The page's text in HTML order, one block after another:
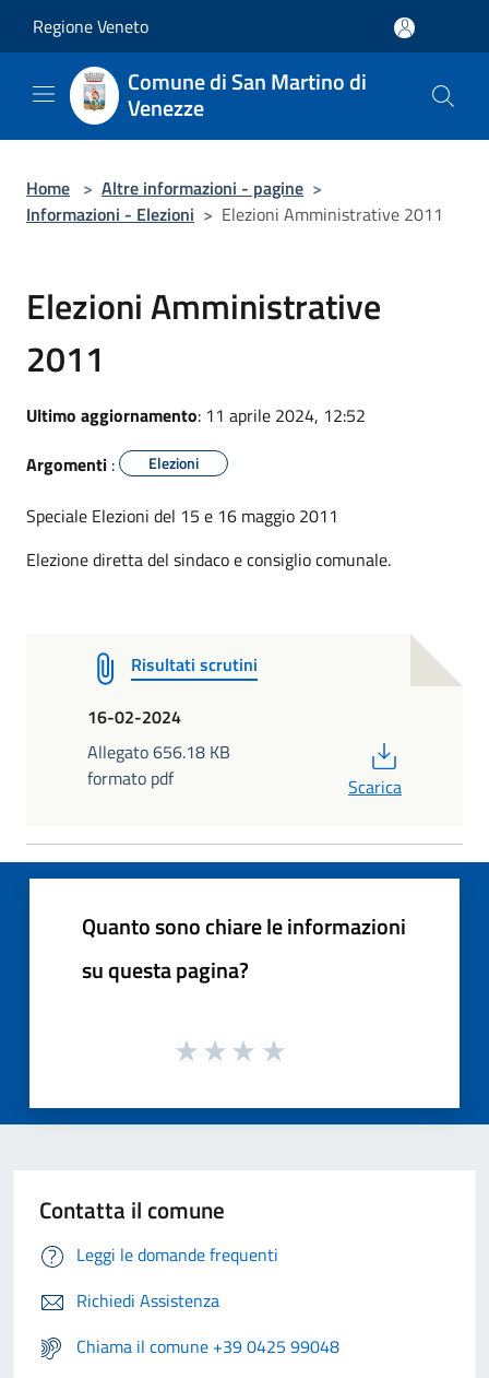
Regione Veneto
Comune di San Martino di
Venezze
Home > Altre informazioni - pagine >
Informazioni - Elezioni > Elezioni Amministrative 2011
Elezioni Amministrative
2011
Ultimo aggiornamento: 11 aprile 2024, 12:52
Argomenti : Elezioni
Speciale Elezioni del 15 e 16 maggio 2011
Elezione diretta del sindaco e consiglio comunale.
Risultati scrutini
16-02-2024
Allegato 656.18 KB
formato pdf
Scarica
Quanto sono chiare le informazioni
su questa pagina?
Contatta il comune
Leggi le domande frequenti
Richiedi Assistenza
Chiama il comune +39 0425 99048